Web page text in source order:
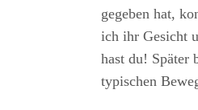
gegeben hat,
ich ihr Gesicht
hast du! Später
typischen